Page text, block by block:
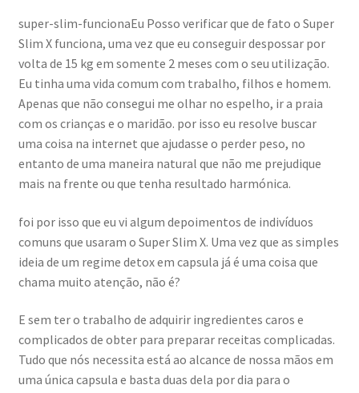
super-slim-funcionaEu Posso verificar que de fato o Super
Slim X funciona, uma vez que eu conseguir despossar por
volta de 15 kg em somente 2 meses com o seu utilização.
Eu tinha uma vida comum com trabalho, filhos e homem.
Apenas que não consegui me olhar no espelho, ir a praia
com os crianças e o maridão. por isso eu resolve buscar
uma coisa na internet que ajudasse o perder peso, no
entanto de uma maneira natural que não me prejudique
mais na frente ou que tenha resultado harmónica.
foi por isso que eu vi algum depoimentos de indivíduos
comuns que usaram o Super Slim X. Uma vez que as simples
ideia de um regime detox em capsula já é uma coisa que
chama muito atenção, não é?
E sem ter o trabalho de adquirir ingredientes caros e
complicados de obter para preparar receitas complicadas.
Tudo que nós necessita está ao alcance de nossa mãos em
uma única capsula e basta duas dela por dia para o